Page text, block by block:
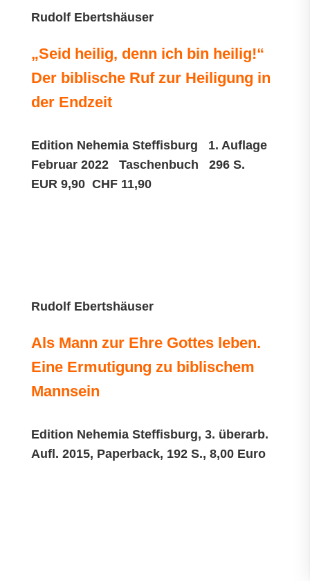
Rudolf Ebertshäuser
„Seid heilig, denn ich bin heilig!“
Der biblische Ruf zur Heiligung in
der Endzeit
Edition Nehemia Steffisburg 1. Auflage
Februar 2022 Taschenbuch 296 S.
EUR 9,90 CHF 11,90
Rudolf Ebertshäuser
Als Mann zur Ehre Gottes leben.
Eine Ermutigung zu biblischem
Mannsein
Edition Nehemia Steffisburg, 3. überarb.
Aufl. 2015, Paperback, 192 S., 8,00 Euro